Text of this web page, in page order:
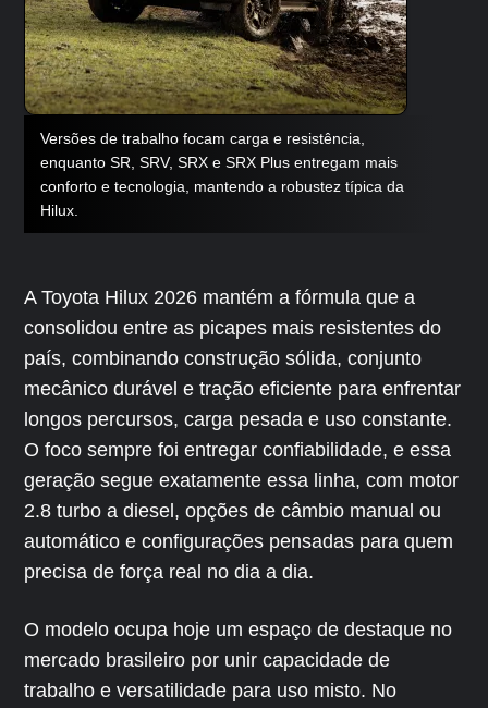
Versões de trabalho focam carga e resistência,
enquanto SR, SRV, SRX e SRX Plus entregam mais
conforto e tecnologia, mantendo a robustez típica da
Hilux.
A Toyota Hilux 2026 mantém a fórmula que a
consolidou entre as picapes mais resistentes do
país, combinando construção sólida, conjunto
mecânico durável e tração eficiente para enfrentar
longos percursos, carga pesada e uso constante.
O foco sempre foi entregar confiabilidade, e essa
geração segue exatamente essa linha, com motor
2.8 turbo a diesel, opções de câmbio manual ou
automático e configurações pensadas para quem
precisa de força real no dia a dia.
O modelo ocupa hoje um espaço de destaque no
mercado brasileiro por unir capacidade de
trabalho e versatilidade para uso misto. No